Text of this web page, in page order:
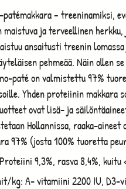
– treeninamiksi,
maistuva ja terveellinen
ansaitusti treenin
pehmeää. Näin ollen
paté on valmistettu 97%
Yhden proteiinin makkara
ovat lisä- ja
Hollannissa, raaka-aineet
97% (josta 100% tuoretta
Proteiini 9,3%, rasva 8,4%, kuitu
kg: A- vitamiini 2200 IU, D3-